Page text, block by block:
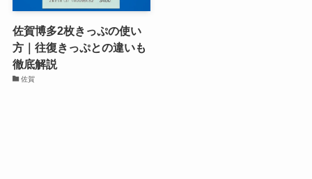
佐賀博多2枚きっぷの使い
方｜往復きっぷとの違いも
徹底解説
佐賀